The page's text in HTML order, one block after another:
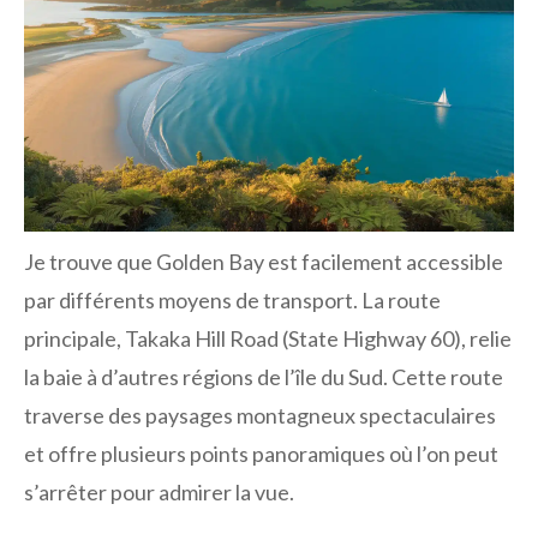
Je trouve que Golden Bay est facilement accessible
par différents moyens de transport. La route
principale, Takaka Hill Road (State Highway 60), relie
la baie à d’autres régions de l’île du Sud. Cette route
traverse des paysages montagneux spectaculaires
et offre plusieurs points panoramiques où l’on peut
s’arrêter pour admirer la vue.